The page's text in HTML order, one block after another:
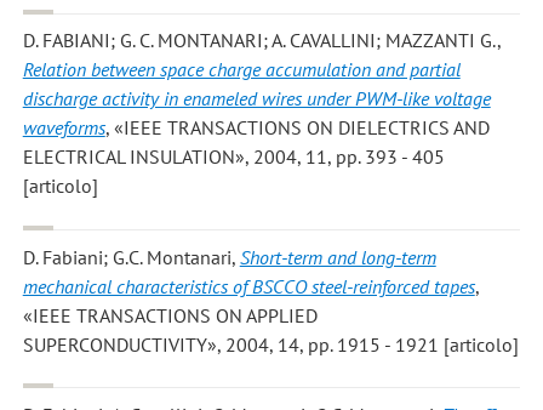
D. FABIANI; G. C. MONTANARI; A. CAVALLINI; MAZZANTI G.,
Relation between space charge accumulation and partial
discharge activity in enameled wires under PWM-like voltage
waveforms, «IEEE TRANSACTIONS ON DIELECTRICS AND
ELECTRICAL INSULATION», 2004, 11, pp. 393 - 405
[articolo]
D. Fabiani; G.C. Montanari, Short-term and long-term
mechanical characteristics of BSCCO steel-reinforced tapes,
«IEEE TRANSACTIONS ON APPLIED
SUPERCONDUCTIVITY», 2004, 14, pp. 1915 - 1921 [articolo]